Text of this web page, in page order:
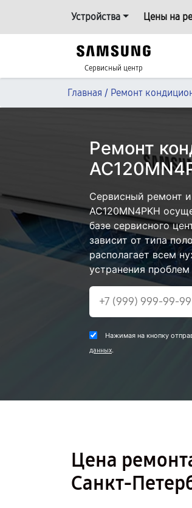
Устройства Цены на
Сервисный центр
Главная / Ремонт
Ремонт
Сервисный ремонт
AC120MN4PKH
базе сервисного
зависит от типа
располагает всем
устранения
Нажимая на кнопку
данных.
Цена
Санкт-